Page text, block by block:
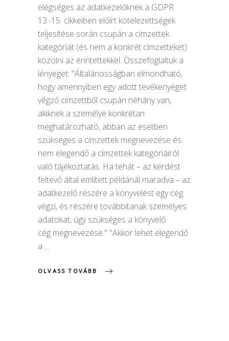
elégséges az adatkezelőknek a GDPR
13.-15. cikkeiben előírt kötelezettségek
teljesítése során csupán a címzettek
kategóriát (és nem a konkrét címzetteket)
közölni az érintettekkel. Összefoglaltuk a
lényeget: "Általánosságban elmondható,
hogy amennyiben egy adott tevékenyéget
végző címzettből csupán néhány van,
akiknek a személye konkrétan
meghatározható, abban az esetben
szükséges a címzettek megnevezése és
nem elegendő a címzettek kategóriáiról
való tájékoztatás. Ha tehát – az kérdést
feltevő által említett példánál maradva – az
adatkezelő részére a könyvelést egy cég
végzi, és részére továbbítanak személyes
adatokat, úgy szükséges a könyvelő
cég megnevezése." "Akkor lehet elegendő
a
OLVASS TOVÁBB